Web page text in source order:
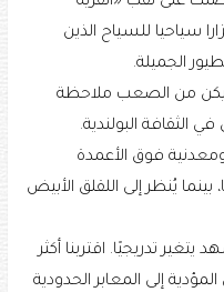
سياحيا للسياح الذين
الجميلة.
لم يكن من الصعب ملاحظة
الثقافة البولندية.
فوق الأعمدة
يُنظر إلى اللقلق الأبيض
تدريجيًا. اقتربنا أكثر
إلى المعابر الحدودية